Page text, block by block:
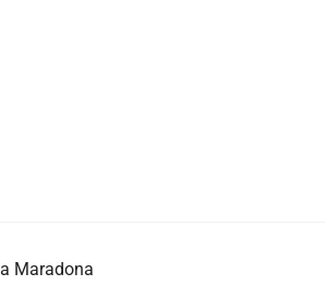
Maradona